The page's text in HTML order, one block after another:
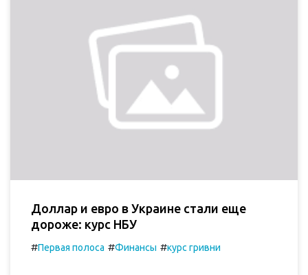
Доллар и евро в Украине стали еще
дороже: курс НБУ
#Первая полоса #Финансы #курс гривни